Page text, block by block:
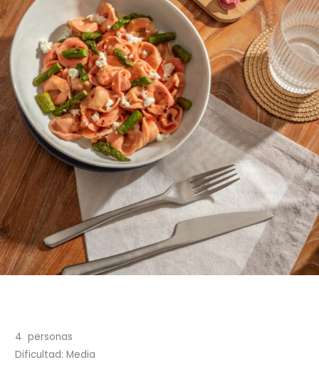
4 personas
Dificultad: Media